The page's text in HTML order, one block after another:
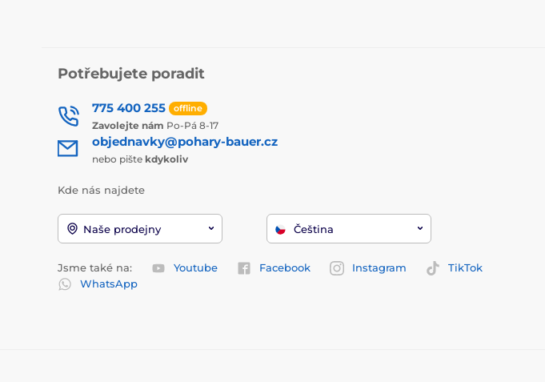
Potřebujete poradit
775 400 255 offline
Zavolejte nám Po-Pá 8-17
objednavky@pohary-bauer.cz
nebo pište kdykoliv
Kde nás najdete
Naše prodejny Čeština
Jsme také na: Youtube Facebook Instagram
TikTok
WhatsApp